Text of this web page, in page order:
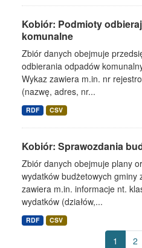
Kobiór: Podmioty
komunalne
Zbiór danych obejmuje
odbierania odpadów
Wykaz zawiera m.in. nr
(nazwę, adres, nr...
RDF CSV
Kobiór: Sprawozdania
Zbiór danych obejmuje plany
wydatków budżetowych gminy
zawiera m.in. informacje nt.
wydatków (działów,...
RDF CSV
1 2